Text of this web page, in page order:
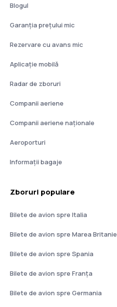
Blogul
Garanția prețului mic
Rezervare cu avans mic
Aplicație mobilă
Radar de zboruri
Companii aeriene
Companii aeriene naţionale
Aeroporturi
Informații bagaje
Zboruri populare
Bilete de avion spre Italia
Bilete de avion spre Marea Britanie
Bilete de avion spre Spania
Bilete de avion spre Franţa
Bilete de avion spre Germania